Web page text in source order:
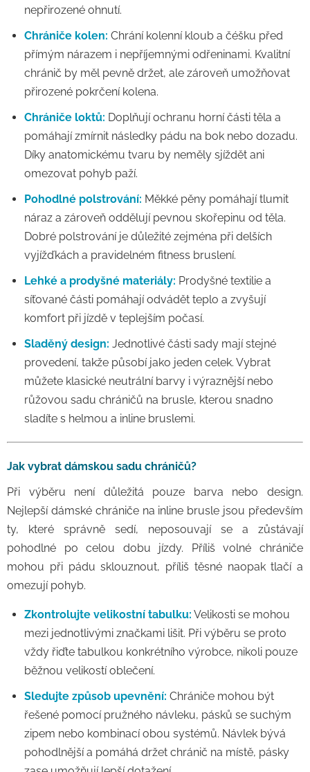
nepřirozené ohnutí.
Chrániče kolen: Chrání kolenní kloub a čéšku před
přímým nárazem i nepříjemnými odřeninami. Kvalitní
chránič by měl pevně držet, ale zároveň umožňovat
přirozené pokrčení kolena.
Chrániče loktů: Doplňují ochranu horní části těla a
pomáhají zmírnit následky pádu na bok nebo dozadu.
Díky anatomickému tvaru by neměly sjíždět ani
omezovat pohyb paží.
Pohodlné polstrování: Měkké pěny pomáhají tlumit
náraz a zároveň oddělují pevnou skořepinu od těla.
Dobré polstrování je důležité zejména při delších
vyjížďkách a pravidelném fitness bruslení.
Lehké a prodyšné materiály: Prodyšné textilie a
síťované části pomáhají odvádět teplo a zvyšují
komfort při jízdě v teplejším počasí.
Sladěný design: Jednotlivé části sady mají stejné
provedení, takže působí jako jeden celek. Vybrat
můžete klasické neutrální barvy i výraznější nebo
růžovou sadu chráničů na brusle, kterou snadno
sladíte s helmou a inline bruslemi.
Jak vybrat dámskou sadu chráničů?
Při výběru není důležitá pouze barva nebo design.
Nejlepší dámské chrániče na inline brusle jsou především
ty, které správně sedí, neposouvají se a zůstávají
pohodlné po celou dobu jízdy. Příliš volné chrániče
mohou při pádu sklouznout, příliš těsné naopak tlačí a
omezují pohyb.
Zkontrolujte velikostní tabulku: Velikosti se mohou
mezi jednotlivými značkami lišit. Při výběru se proto
vždy řiďte tabulkou konkrétního výrobce, nikoli pouze
běžnou velikostí oblečení.
Sledujte způsob upevnění: Chrániče mohou být
řešené pomocí pružného návleku, pásků se suchým
zipem nebo kombinací obou systémů. Návlek bývá
pohodlnější a pomáhá držet chránič na místě, pásky